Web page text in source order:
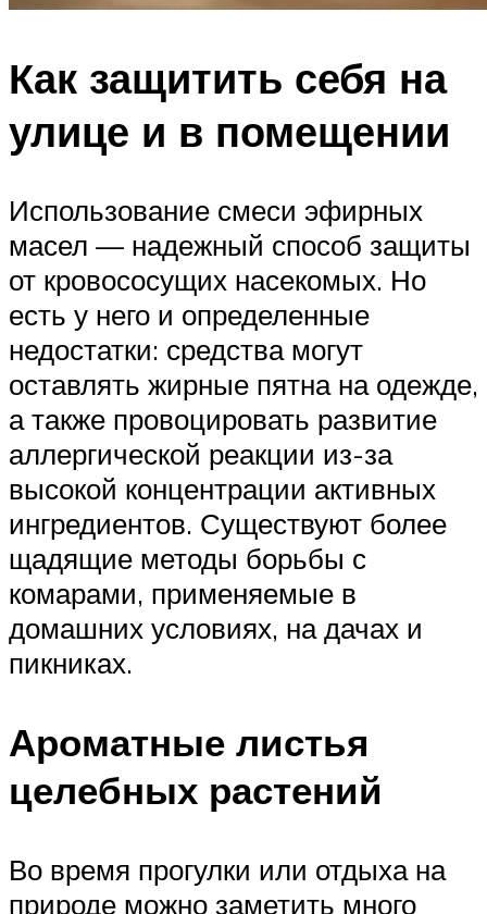
Как защитить себя на
улице и в помещении
Использование смеси эфирных
масел — надежный способ защиты
от кровососущих насекомых. Но
есть у него и определенные
недостатки: средства могут
оставлять жирные пятна на одежде,
а также провоцировать развитие
аллергической реакции из-за
высокой концентрации активных
ингредиентов. Существуют более
щадящие методы борьбы с
комарами, применяемые в
домашних условиях, на дачах и
пикниках.
Ароматные листья
целебных растений
Во время прогулки или отдыха на
природе можно заметить много